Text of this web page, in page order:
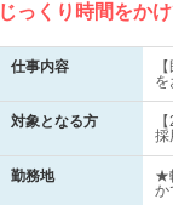
じっくり時間をか
仕事内容
対象となる方
採
勤務地
★